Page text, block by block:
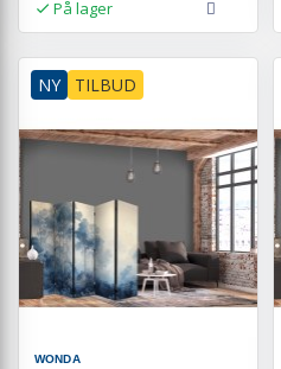
På lager
NY TILBUD
WONDA